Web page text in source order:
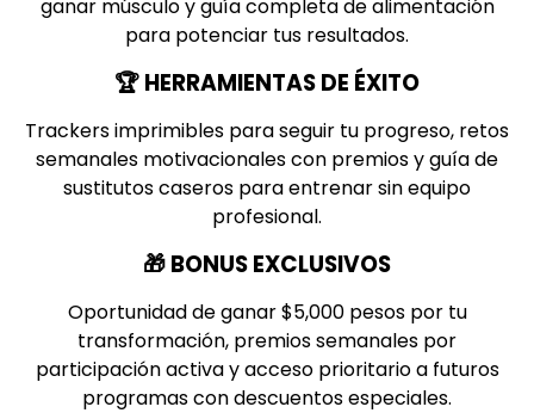
ganar músculo y guía completa de alimentación
para potenciar tus resultados.
🏆 HERRAMIENTAS DE ÉXITO
Trackers imprimibles para seguir tu progreso, retos
semanales motivacionales con premios y guía de
sustitutos caseros para entrenar sin equipo
profesional.
🎁 BONUS EXCLUSIVOS
Oportunidad de ganar $5,000 pesos por tu
transformación, premios semanales por
participación activa y acceso prioritario a futuros
programas con descuentos especiales.